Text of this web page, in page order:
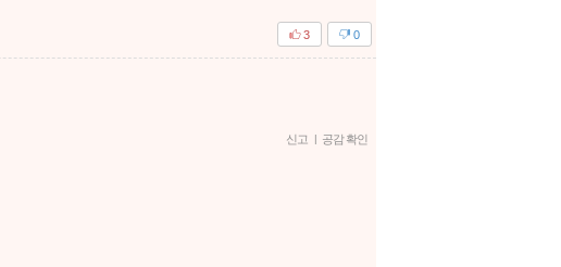
0
3
신고 | 공감 확인